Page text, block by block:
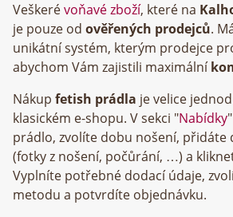
Veškerévoňavé zboží, které na
je pouze od ověřených prodejců.
unikátní systém, kterým prodejce
abychom Vám zajistili maximální
Nákup fetish prádla je velice
klasickém e-shopu. V sekci "Nabídky
prádlo, zvolíte dobu nošení, přidáte
(fotky z nošení, počůrání, …) a
Vyplníte potřebné dodací údaje,
metodu a potvrdíte objednávku.